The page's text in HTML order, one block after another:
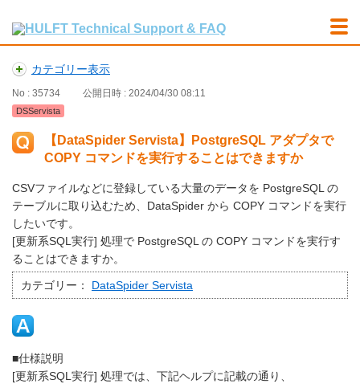
カテゴリー表示
No : 35734 公開日時 : 2024/04/30 08:11
DSServista
【DataSpider Servista】PostgreSQL アダプタで
COPY コマンドを実行することはできますか
CSVファイルなどに登録している大量のデータを PostgreSQL の
テーブルに取り込むため、DataSpider から COPY コマンドを実行
したいです。
[更新系SQL実行] 処理で PostgreSQL の COPY コマンドを実行す
ることはできますか。
カテゴリー： DataSpider Servista
■仕様説明
[更新系SQL実行] 処理では、下記ヘルプに記載の通り、